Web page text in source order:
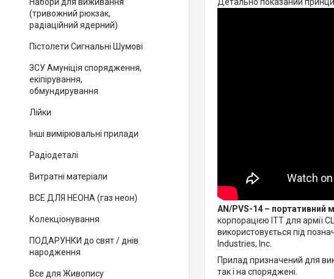
(тривожний рюкзак,
радіаційний ядерний)
Пістолети Сигнальні Шумові
ЗСУ Амуніція спорядження,
екіпірування,
обмундирування
Лійки
Інші вимірювальні прилади
Радіодеталі
Витратні матеріали
ВСЕ ДЛЯ НЕОНА (газ неон)
Колекціонування
ПОДАРУНКИ до свят / днів
народження
Все для Живопису
AN/PVS-14 – портативний
корпорацією ITT для армії
використовується під
Industries, Inc.
Прилад призначений для
так і на споряджені.